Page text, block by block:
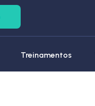
Treinamentos